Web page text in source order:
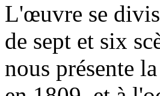
L'œuvre se
de sept et six
nous présente